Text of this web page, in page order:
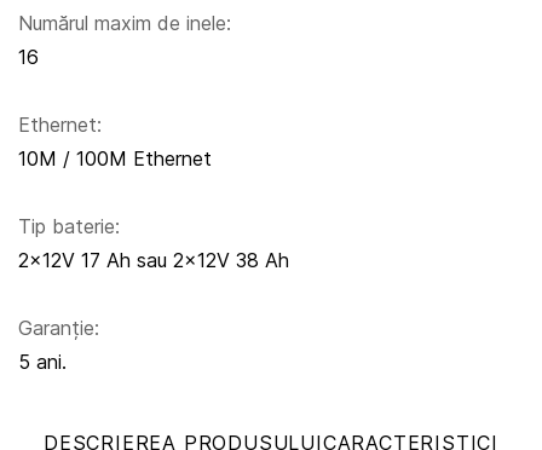
Numărul maxim de inele:
16
Ethernet:
10M / 100M Ethernet
Tip baterie:
2x12V 17 Ah sau 2x12V 38 Ah
Garanție:
5 ani.
DESCRIEREA PRODUSULUICARACTERISTICI